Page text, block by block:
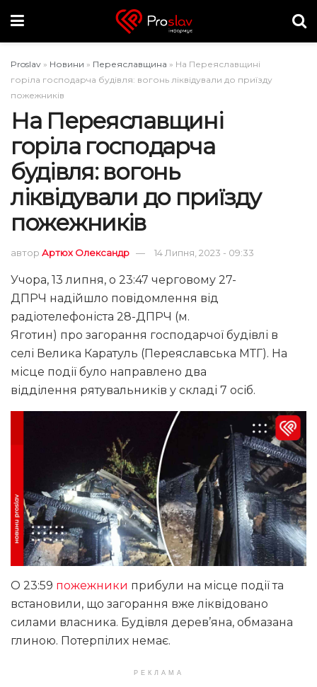
Proslav » Новини » Переяславщина » На Переяславщині
горіла господарча будівля: вогонь ліквідували до приїзду
пожежників
На Переяславщині
горіла господарча
будівля: вогонь
ліквідували до приїзду
пожежників
автор Артюх Олександр 14 Липня, 2023 - 09:33
Учора, 13 липня, о 23:47 черговому 27-
ДПРЧ надійшло повідомлення від
радіотелефоніста 28-ДПРЧ (м.
Яготин) про загорання господарчої будівлі в
селі Велика Каратуль (Переяславська МТГ). На
місце події було направлено два
відділення рятувальників у складі 7 осіб.
О 23:59 пожежники прибули на місце події та
встановили, що загорання вже ліквідовано
силами власника. Будівля дерев’яна, обмазана
глиною. Потерпілих немає.
РЕКЛАМА